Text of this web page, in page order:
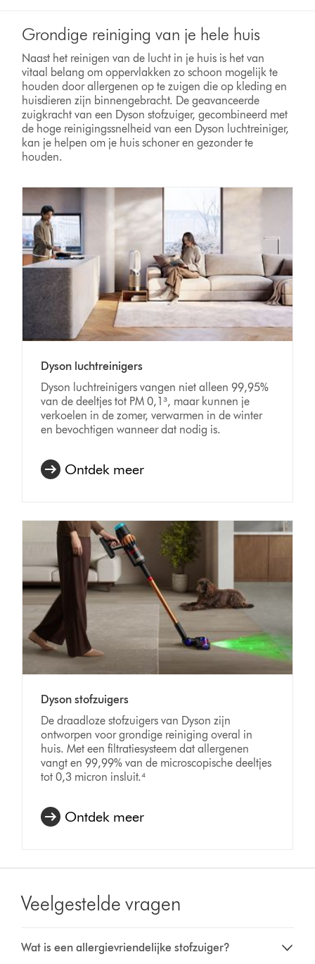
Grondige reiniging van je hele huis
Naast het reinigen van de lucht in je huis is het van
vitaal belang om oppervlakken zo schoon mogelijk te
houden door allergenen op te zuigen die op kleding en
huisdieren zijn binnengebracht. De geavanceerde
zuigkracht van een Dyson stofzuiger, gecombineerd met
de hoge reinigingssnelheid van een Dyson luchtreiniger,
kan je helpen om je huis schoner en gezonder te
houden.
Dyson luchtreinigers
Dyson luchtreinigers vangen niet alleen 99,95%
van de deeltjes tot PM 0,1³, maar kunnen je
verkoelen in de zomer, verwarmen in de winter
en bevochtigen wanneer dat nodig is.
Ontdek meer
Dyson stofzuigers
De draadloze stofzuigers van Dyson zijn
ontworpen voor grondige reiniging overal in
huis. Met een filtratiesysteem dat allergenen
vangt en 99,99% van de microscopische deeltjes
tot 0,3 micron insluit.⁴
Ontdek meer
Veelgestelde vragen
Wat is een allergievriendelijke stofzuiger?